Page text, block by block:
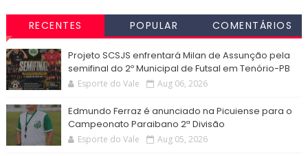
RECENTES POPULAR COMENTÁRIOS
Projeto SCSJS enfrentará Milan de Assunção pela
semifinal do 2º Municipal de Futsal em Tenório-PB
Esporte do Vale Aug 06, 2026
Edmundo Ferraz é anunciado na Picuiense para o
Campeonato Paraibano 2ª Divisão
Esporte do Vale Aug 05, 2026